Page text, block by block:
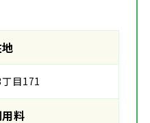
目171
料